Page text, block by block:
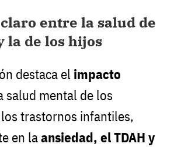
entre la salud de
la de los hijos
destaca el impacto
salud mental de los
trastornos infantiles,
en laansiedad, el TDAH y